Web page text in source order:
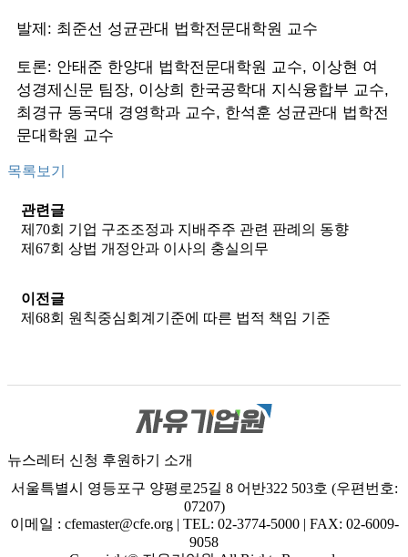
발제: 최준선 성균관대 법학전문대학원 교수
토론: 안태준 한양대 법학전문대학원 교수, 이상현 여
성경제신문 팀장, 이상희 한국공학대 지식융합부 교수,
최경규 동국대 경영학과 교수, 한석훈 성균관대 법학전
문대학원 교수
목록보기
관련글
제70회 기업 구조조정과 지배주주 관련 판례의 동향
제67회 상법 개정안과 이사의 충실의무
이전글
제68회 원칙중심회계기준에 따른 법적 책임 기준
뉴스레터 신청 후원하기
소개
서울특별시 영등포구 양평로25길 8 어반322 503호 (우편번호:
07207)
이메일 : cfemaster@cfe.org | TEL: 02-3774-5000 | FAX: 02-6009-
9058